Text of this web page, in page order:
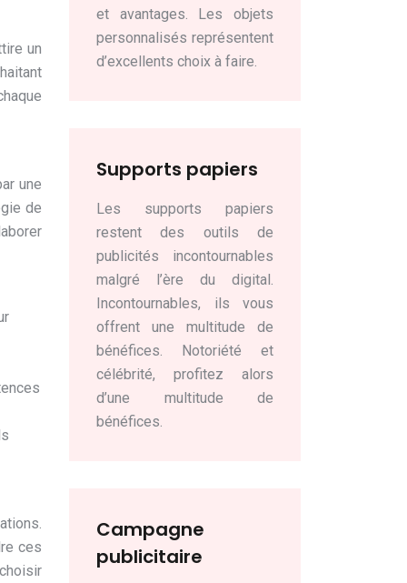
un
une
de
ces
et avantages. Les objets
personnalisés représentent
d’excellents choix à faire.
Supports papiers
Les supports papiers
restent des outils de
publicités incontournables
malgré l’ère du digital.
Incontournables, ils vous
offrent une multitude de
bénéfices. Notoriété et
célébrité, profitez alors
d’une multitude de
bénéfices.
Campagne
publicitaire